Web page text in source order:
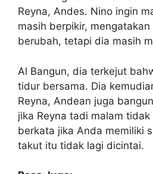
Reyna, Andes. Nino ingin
masih berpikir,
berubah, tetapi dia masih
Al Bangun, dia terkejut
tidur bersama. Dia
Reyna, Andean juga
jika Reyna tadi malam
berkata jika Anda memiliki
takut itu tidak lagi dicintai.